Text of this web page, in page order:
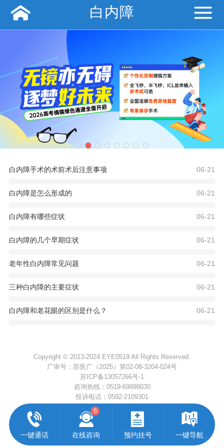
白内障
白内障手术的术前术后注意事项 06-21
白内障是怎么形成的 06-21
白内障有哪些症状 06-21
白内障的几个早期症状 06-21
老年性白内障常见问题 06-21
三种白内障的主要症状 06-21
白内障和老花眼的区别是什么？ 06-21
Copyright © 2013-2024 EYE0519 All Rights Reserved.
广审号：苏医广（2025）第02-08-3204-024号
苏ICP备13057266号-1
咨询热线： 0519-69898030
投诉电话： 0592-2109301
一键通话
6
在线咨询 预约挂号 一键导航